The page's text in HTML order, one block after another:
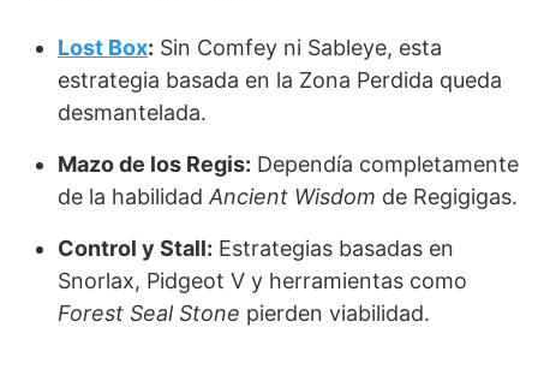
Lost Box: Sin Comfey ni Sableye, esta
estrategia basada en la Zona Perdida queda
desmantelada.
Mazo de los Regis: Dependía completamente
de la habilidad Ancient Wisdom de Regigigas.
Control y Stall: Estrategias basadas en
Snorlax, Pidgeot V y herramientas como
Forest Seal Stone pierden viabilidad.